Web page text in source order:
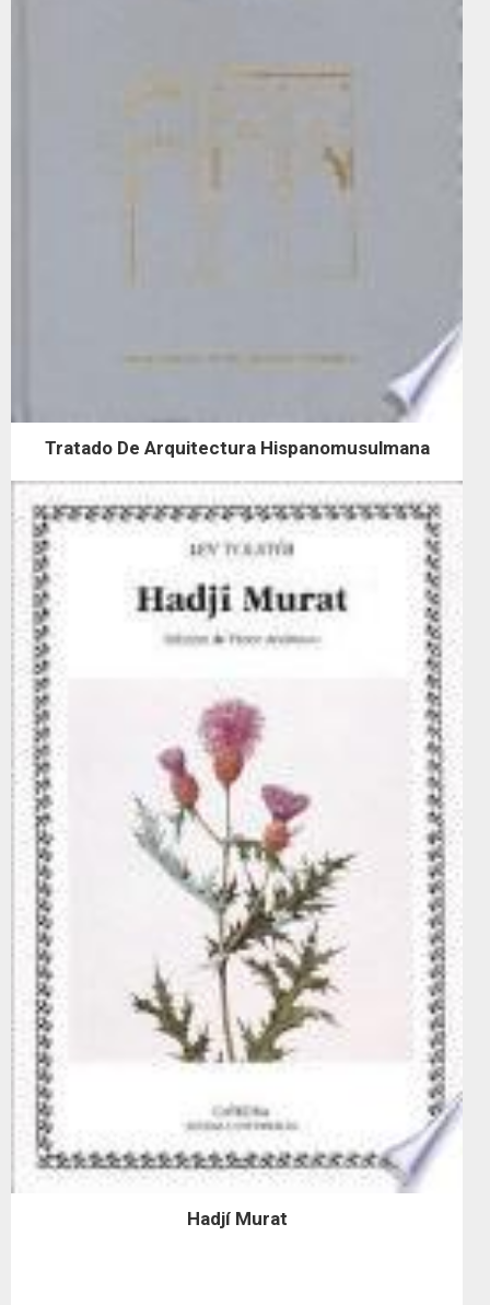
Tratado De Arquitectura Hispanomusulmana
Hadjí Murat